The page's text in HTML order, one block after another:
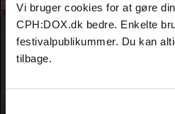
Vi bruger cookies for at gøre
CPH:DOX.dk bedre. Enkelte
festivalpublikummer. Du kan
tilbage.